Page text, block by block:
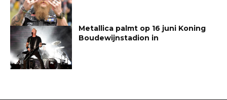
Metallica palmt op 16 juni Koning
Boudewijnstadion in